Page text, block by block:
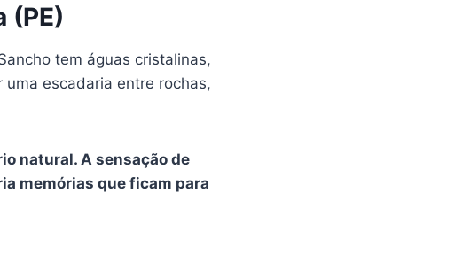
(PE)
tem águas cristalinas,
escadaria entre rochas,
natural. A sensação de
memórias que ficam para